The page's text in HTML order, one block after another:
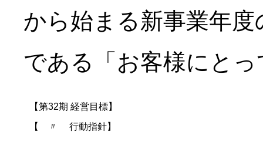
から始まる新事業年
である「お客様にと
【第32期 経営目標】
【 〃 行動指針】